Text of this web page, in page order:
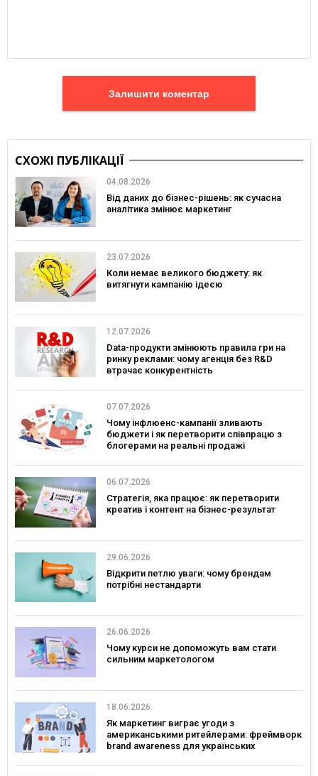
Залишити коментар
СХОЖІ ПУБЛІКАЦІЇ
04.08.2026
Від даних до бізнес-рішень: як сучасна
аналітика змінює маркетинг
23.07.2026
Коли немає великого бюджету: як
витягнути кампанію ідеєю
12.07.2026
Data-продукти змінюють правила гри на
ринку реклами: чому агенція без R&D
втрачає конкурентність
07.07.2026
Чому інфлюенс-кампанії зливають
бюджети і як перетворити співпрацю з
блогерами на реальні продажі
06.07.2026
Стратегія, яка працює: як перетворити
креатив і контент на бізнес-результат
29.06.2026
Відкрити петлю уваги: чому брендам
потрібні нестандарти
26.06.2026
Чому курси не допоможуть вам стати
сильним маркетологом
18.06.2026
Як маркетинг виграє угоди з
американськими ритейлерами: фреймворк
brand awareness для українських